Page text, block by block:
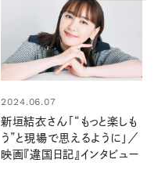
2024.06.07
新垣結衣さん「“もっと楽しも
う”と現場で思えるように」／
映画『違国日記』インタビュー